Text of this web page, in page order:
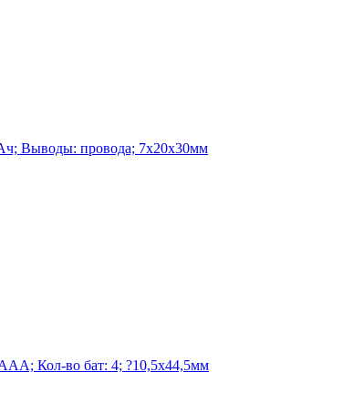
Выводы: провода; 7x20x30мм
Кол-во бат: 4; ?10,5x44,5мм